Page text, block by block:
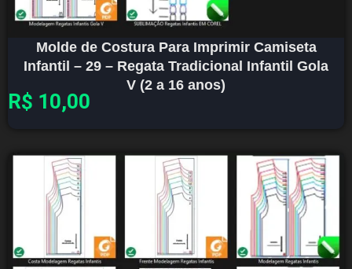
Molde de Costura Para Imprimir Camiseta
Infantil – 29 – Regata Tradicional Infantil Gola
V (2 a 16 anos)
R$ 10,00